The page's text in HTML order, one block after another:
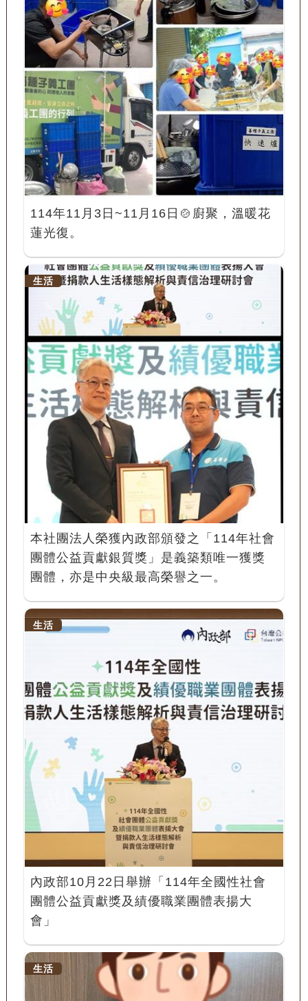
114年11月3日~11月16日🍲廚聚，溫暖花
蓮光復。
生活
本社團法人榮獲內政部頒發之「114年社會
團體公益貢獻銀質獎」是義築類唯一獲獎
團體，亦是中央級最高榮譽之一。
生活
內政部10月22日舉辦「114年全國性社會
團體公益貢獻獎及績優職業團體表揚大
會」
生活